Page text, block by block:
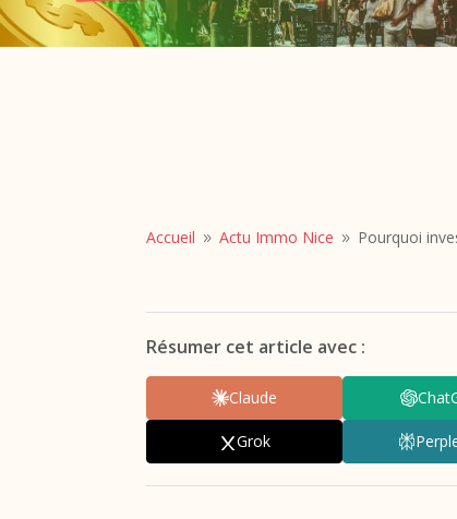
Accueil 9 Actu Immo Nice 9 Pourquoi
Résumer cet article avec :
Claude
Grok